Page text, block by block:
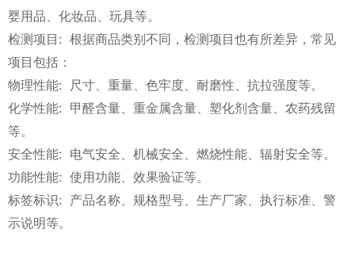
婴用品、化妆品、玩具等。
检测项目: 根据商品类别不同，检测项目也有所差异，常见
项目包括：
物理性能: 尺寸、重量、色牢度、耐磨性、抗拉强度等。
化学性能: 甲醛含量、重金属含量、塑化剂含量、农药残留
等。
安全性能: 电气安全、机械安全、燃烧性能、辐射安全等。
功能性能: 使用功能、效果验证等。
标签标识: 产品名称、规格型号、生产厂家、执行标准、警
示说明等。